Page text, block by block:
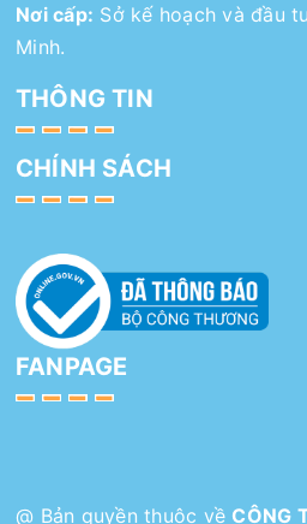
Nơi cấp: Sở kế hoạch và đầu
Minh.
THÔNG TIN
CHÍNH SÁCH
FANPAGE
@ Bản quyền thuộc về CÔNG